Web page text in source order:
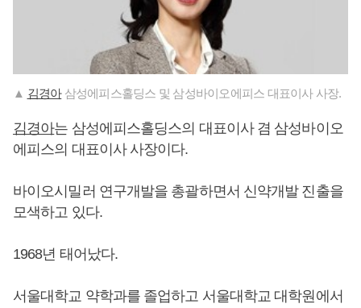
▲ 김경아삼성에피스홀딩스 및 삼성바이오에피스 대표이사 사장.
김경아는 삼성에피스홀딩스의 대표이사 겸 삼성바이오
에피스의 대표이사 사장이다.
바이오시밀러 연구개발을 총괄하면서 신약개발 진출을
모색하고 있다.
1968년 태어났다.
서울대학교 약학과를 졸업하고 서울대학교 대학원에서